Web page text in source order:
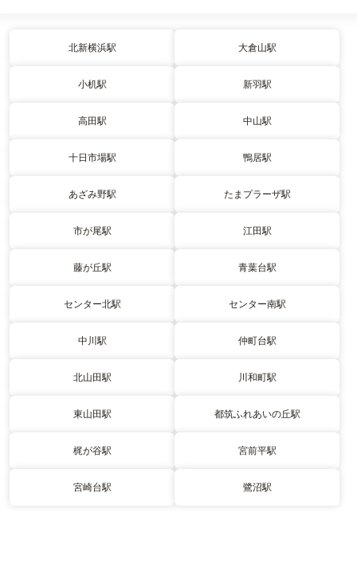
北新横浜駅 大倉山駅
小机駅 新羽駅
高田駅 中山駅
十日市場駅 鴨居駅
あざみ野駅 たまプラーザ駅
市が尾駅 江田駅
藤が丘駅 青葉台駅
センター北駅 センター南駅
中川駅 仲町台駅
北山田駅 川和町駅
東山田駅 都筑ふれあいの丘駅
梶が谷駅 宮前平駅
宮崎台駅 鷺沼駅